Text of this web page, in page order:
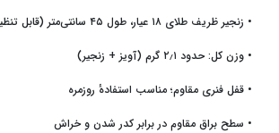
• زنجیر ظریف طلای ۱۸ عیار، طول ۴۵ سانتی‌متر (قابل تنظیم تا ۴۲ سانتی‌متر)
• وزن کل: حدود ۲٫۱ گرم (آویز + زنجیر)
• قفل فنری مقاوم؛ مناسب استفادهٔ روزمره
• سطح براق مقاوم در برابر کدر شدن و خراش